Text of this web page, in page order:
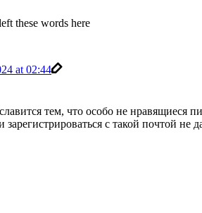
these words here
at 02:44
тем, что особо не нравящиеся
зарегистрироваться с такой почтой